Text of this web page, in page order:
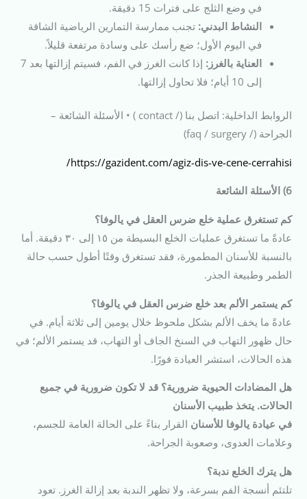
في وضع الثلج على فترات 15 دقيقة.
النشاط البدني:تجنب ممارسة التمارين الرياضية الشاقة
في اليوم الأول؛ ضع رأسك على وسادة مرتفعة قليلاً.
العناية بالغرز:
إذا كانت الغرز في الفم، فسيتم إزالتها بعد 7
إلى 10 أيام؛ فلا تحاول إزالتها.
الروابط الداخلية: اتصل بنا (/ contact ) • الأسئلة الشائعة –
الجراحة (/ faq / surgery)
https://gazident.com/agiz-dis-ve-cene-cerrahisi/
6) الأسئلة الشائعة
كم تستغرق عملية خلع ضرس العقل في يالوفا؟
عادةً ما تستغرق عمليات الخلع البسيطة من ١٥ إلى ٣٠ دقيقة. أما
بالنسبة للأسنان المطمورة، فقد تستغرق وقتًا أطول حسب حالة
الطمر وطبيعة الجذر.
كم يستمر الألم بعد خلع ضرس العقل في يالوفا؟
عادةً ما يخف الألم بشكل ملحوظ خلال يومين إلى ثلاثة أيام. في
حال ظهور التهاب في السنخ الجاف أو التهاب، قد يستمر الألم؛ في
هذه الحالات، استشر العيادة فورًا.
هل المضادات الحيوية ضرورية؟ قد لا تكون ضرورية في جميع
الحالات. يتخذ طبيب الأسنان
في عيادة يالوفا للأسنان القرار بناءً على الحالة العامة للجسم،
وعلامات العدوى، وصعوبة الجراحة.
هل يترك الخلع ندبة؟
تلتئم أنسجة الفم بسرعة، ولا تظهر الندبة بعد إزالة الغرز. تعود